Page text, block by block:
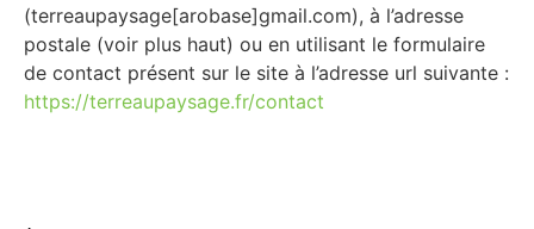
(terreaupaysage[arobase]gmail.com), à l’adresse
postale (voir plus haut) ou en utilisant le formulaire
de contact présent sur le site à l’adresse url suivante :
https://terreaupaysage.fr/contact